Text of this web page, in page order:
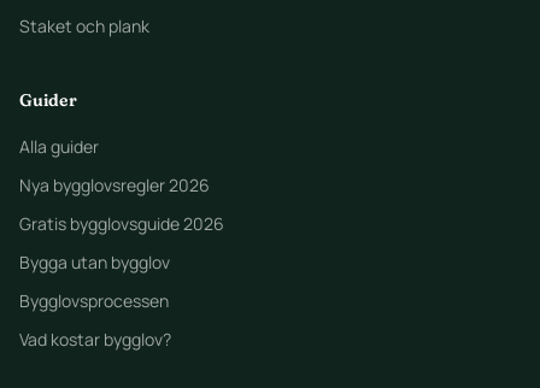
Staket och plank
Guider
Alla guider
Nya bygglovsregler 2026
Gratis bygglovsguide 2026
Bygga utan bygglov
Bygglovsprocessen
Vad kostar bygglov?